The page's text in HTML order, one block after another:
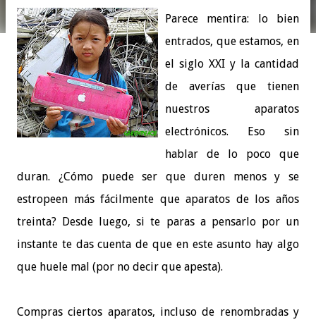
Parece mentira: lo bien
entrados, que estamos, en
el siglo XXI y la cantidad
de averías que tienen
nuestros aparatos
electrónicos. Eso sin
hablar de lo poco que
duran. ¿Cómo puede ser que duren menos y se
estropeen más fácilmente que aparatos de los años
treinta? Desde luego, si te paras a pensarlo por un
instante te das cuenta de que en este asunto hay algo
que huele mal (por no decir que apesta).
Compras ciertos aparatos, incluso de renombradas y